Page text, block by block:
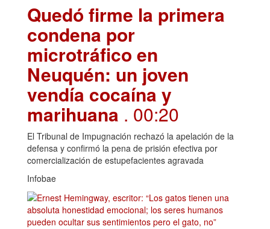
Quedó firme la primera
condena por
microtráfico en
Neuquén: un joven
vendía cocaína y
marihuana . 00:20
El Tribunal de Impugnación rechazó la apelación de la
defensa y confirmó la pena de prisión efectiva por
comercialización de estupefacientes agravada
Infobae